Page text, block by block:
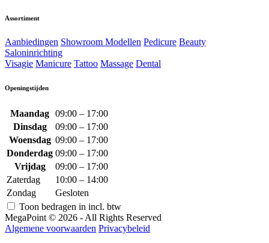
Assortiment
Aanbiedingen Showroom Modellen Pedicure Beauty
Saloninrichting
Visagie Manicure Tattoo Massage Dental
Openingstijden
Maandag 09:00 – 17:00
Dinsdag
09:00 – 17:00
Woensdag 09:00 – 17:00
Donderdag 09:00 – 17:00
Vrijdag
09:00 – 17:00
Zaterdag
10:00 – 14:00
Zondag
Gesloten
Toon bedragen in incl. btw
MegaPoint © 2026 - All Rights Reserved
Algemene voorwaarden Privacybeleid